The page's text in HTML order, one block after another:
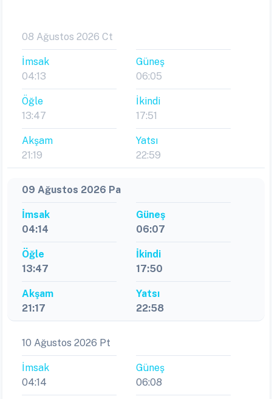
08 Ağustos 2026 Ct
İmsak
04:13
Güneş
06:05
Öğle
13:47
İkindi
17:51
Akşam
21:19
Yatsı
22:59
09 Ağustos 2026 Pa
İmsak
04:14
Güneş
06:07
Öğle
13:47
İkindi
17:50
Akşam
21:17
Yatsı
22:58
10 Ağustos 2026 Pt
İmsak
04:14
Güneş
06:08